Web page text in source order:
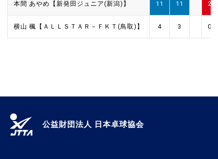
本間 あやめ【新発田ジュニア(新潟)】 11 11 2
横山 楓【ＡＬＬＳＴＡＲ－ＦＫＴ(鳥取)】 4 3 0
公益財団法人 日本卓球協会